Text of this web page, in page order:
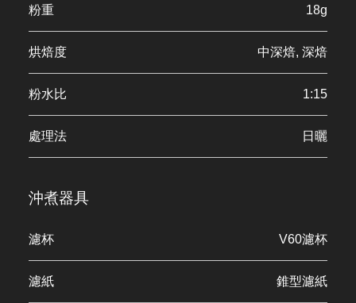
粉重 18g
烘焙度 中深焙, 深焙
粉水比 1:15
處理法 日曬
沖煮器具
濾杯 V60濾杯
濾紙 錐型濾紙